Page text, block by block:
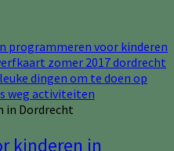
in Dordrecht
kinderen in